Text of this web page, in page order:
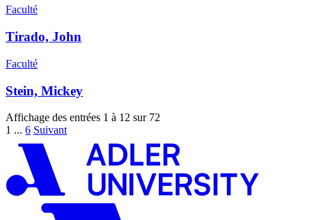
Faculté
Tirado, John
Faculté
Stein, Mickey
Affichage des entrées 1 à 12 sur 72
1 ... 6 Suivant